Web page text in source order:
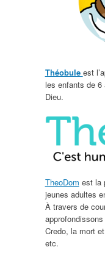
Théobule est
les enfants de
Dieu.
TheoDom est la
jeunes adultes
À travers de
Credo, la mort
etc.